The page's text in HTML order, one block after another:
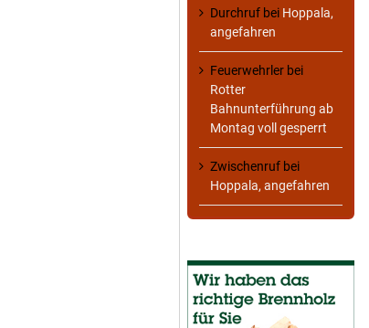
Durchruf bei Hoppala,
angefahren
Feuerwehrler bei
Rotter
Bahnunterführung ab
Montag voll gesperrt
Zwischenruf bei
Hoppala, angefahren